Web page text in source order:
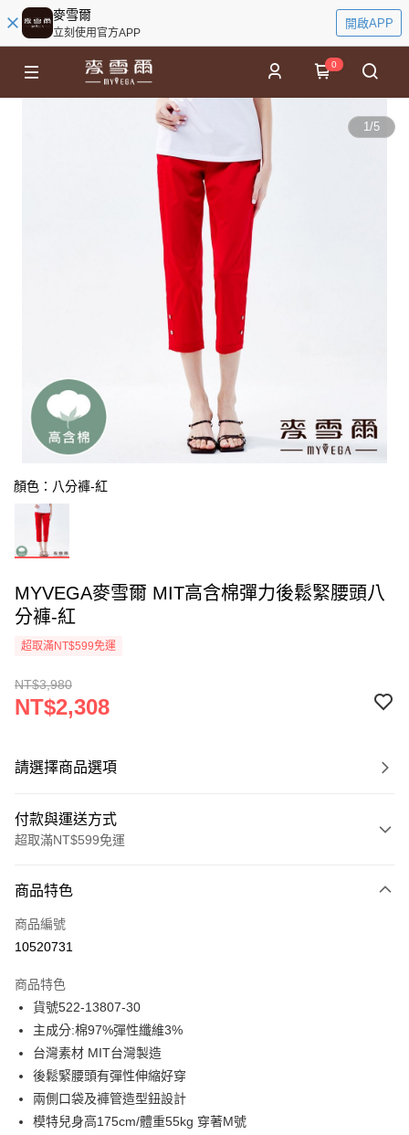
麥雪爾
立刻使用官方APP
開啟APP
0
1/5
顏色：八分褲-紅
MYVEGA麥雪爾 MIT高含棉彈力後鬆緊腰頭八
分褲-紅
超取滿NT$599免運
NT$3,980
NT$2,308
請選擇商品選項
付款與運送方式
超取滿NT$599免運
信用卡一次付款
信用卡分期付款
合作金庫商業銀行
華南商業銀行
上海商業儲蓄銀行
國泰世華商業銀行
臺灣中小企業銀行
匯豐（台灣）商業銀行
聯邦商業銀行
元大商業銀行
永豐商業銀行
超商取貨付款
LINE Pay
Apple Pay
街口支付
商品特色
商品編號
10520731
商品特色
貨號522-13807-30
主成分:棉97%彈性纖維3%
台灣素材 MIT台灣製造
後鬆緊腰頭有彈性伸縮好穿
兩側口袋及褲管造型鈕設計
模特兒身高175cm/體重55kg 穿著M號